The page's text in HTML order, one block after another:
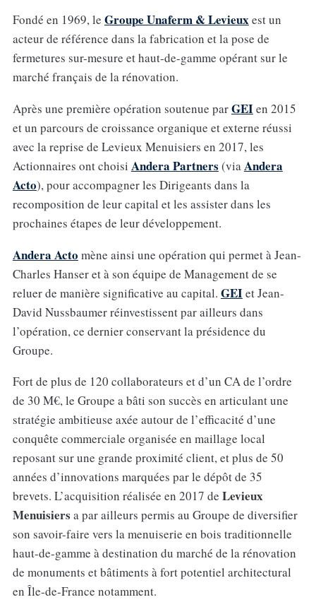
Fondé en 1969, le Groupe Unaferm & Levieuxest un
acteur de référence dans la fabrication et la pose de
fermetures sur-mesure et haut-de-gamme opérant sur le
marché français de la rénovation.
Après une première opération soutenue parGEIen 2015
et un parcours de croissance organique et externe réussi
avec la reprise de Levieux Menuisiers en 2017, les
Actionnaires ont choisi Andera Partners (viaAndera
Acto), pour accompagner les Dirigeants dans la
recomposition de leur capital et les assister dans les
prochaines étapes de leur développement.
Andera Acto mène ainsi une opération qui permet à Jean-
Charles Hanser et à son équipe de Management de se
reluer de manière significative au capital. GEIet Jean-
David Nussbaumer réinvestissent par ailleurs dans
l’opération, ce dernier conservant la présidence du
Groupe.
Fort de plus de 120 collaborateurs et d’un CA de l’ordre
de 30 M€, le Groupe a bâti son succès en articulant une
stratégie ambitieuse axée autour de l’efficacité d’une
conquête commerciale organisée en maillage local
reposant sur une grande proximité client, et plus de 50
années d’innovations marquées par le dépôt de 35
brevets. L’acquisition réalisée en 2017 de Levieux
Menuisiers a par ailleurs permis au Groupe de diversifier
son savoir-faire vers la menuiserie en bois traditionnelle
haut-de-gamme à destination du marché de la rénovation
de monuments et bâtiments à fort potentiel architectural
en Île-de-France notamment.